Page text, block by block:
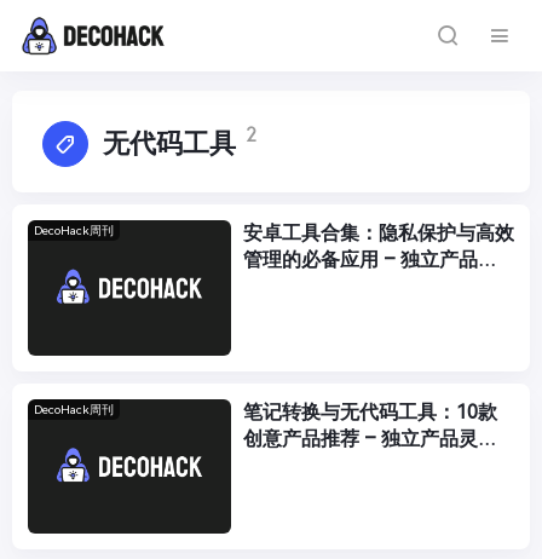
无代码工具 2
DecoHack周刊
安卓工具合集：隐私保护与高效
管理的必备应用 – 独立产品灵
DecoHack周刊
笔记转换与无代码工具：10款
创意产品推荐 – 独立产品灵感